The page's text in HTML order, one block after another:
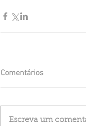
Comentários
Escreva um